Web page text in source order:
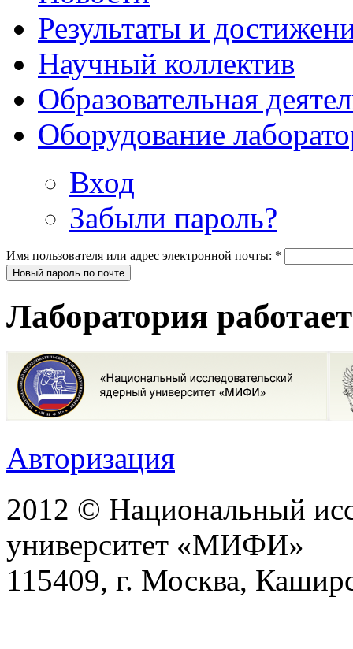
Результаты и
Научный коллектив
Образовательная
Оборудование
Вход
Забыли пароль?
Имя пользователя или адрес электронной почты: *
Лаборатория
Авторизация
2012 © Национальный
университет «МИФИ»
115409, г. Москва,